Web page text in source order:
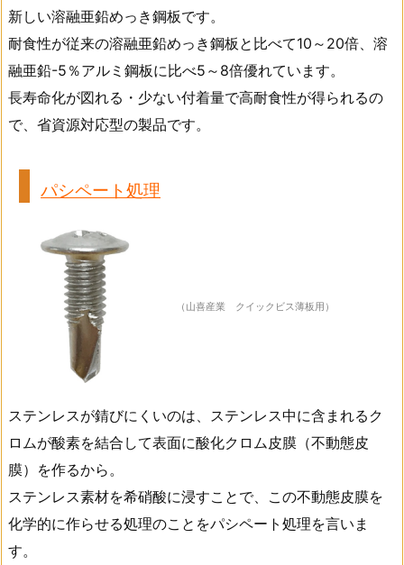
新しい溶融亜鉛めっき鋼板です。
耐食性が従来の溶融亜鉛めっき鋼板と比べて10～20倍、溶
融亜鉛-5％アルミ鋼板に比べ5～8倍優れています。
長寿命化が図れる・少ない付着量で高耐食性が得られるの
で、省資源対応型の製品です。
パシペート処理
（山喜産業 クイックビス薄板用）
ステンレスが錆びにくいのは、ステンレス中に含まれるク
ロムが酸素を結合して表面に酸化クロム皮膜（不動態皮
膜）を作るから。
ステンレス素材を希硝酸に浸すことで、この不動態皮膜を
化学的に作らせる処理のことをパシペート処理を言いま
す。